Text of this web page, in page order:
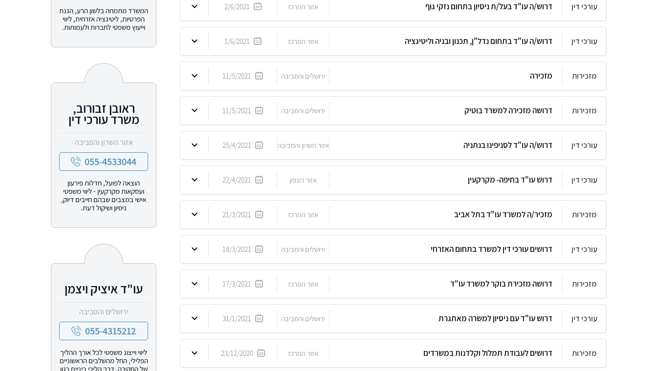
עורכי דין דרוש/ה עו"ד בעל/ת ניסיון בתחום נזקי גוף אזור המרכז 2/6/2021
עורכי דין דרוש/ה עו"ד בתחום נדל"ן, תכנון ובניה וליטיגציה אזור המרכז 1/6/2021
מזכירות מזכירה ירושלים והסביבה 11/5/2021
מזכירות דרושה מזכירה למשרד בוטיק ירושלים והסביבה 11/5/2021
עורכי דין דרוש/ה עו"ד לסניפינו בנתניה אזור השרון והסביבה 25/4/2021
עורכי דין דרוש עו"ד בחיפה- מקרקעין אזור הצפון 22/4/2021
מזכירות מזכיר/ה למשרד עו"ד בתל אביב אזור המרכז 21/3/2021
עורכי דין דרושים עורכי דין למשרד בתחום האזרחי ירושלים והסביבה 18/3/2021
מזכירות דרושה מזכירת בוקר למשרד עו"ד אזור המרכז 17/3/2021
עורכי דין דרוש עו"ד עם ניסיון למשרה מאתגרת ירושלים והסביבה 31/1/2021
מזכירות דרושים לעבודת תמלול וקלדנות במשרדים אזור המרכז 23/12/2020
המשרד מתמחה בלשון הרע, הגנת
הפרטיות, ליטיגציה אזרחית, ליווי
וייעוץ משפטי לחברות ולעמותות.
ראובן זבורוב,
משרד עורכי דין
אזור השרון והסביבה
055-4533044
הוצאה לפועל, חדלות פירעון
ועסקאות מקרקעין - ליווי משפטי
אישי במצבים שבהם חייבים דיוק,
ניסיון ושיקול דעת.
עו"ד איציק ויצמן
ירושלים והסביבה
055-4315212
ליווי וייצוג משפטי לכל אורך ההליך
הפלילי, החל מהשלבים הראשוניים
של החקירה, דרך הליכי ביניים כגון